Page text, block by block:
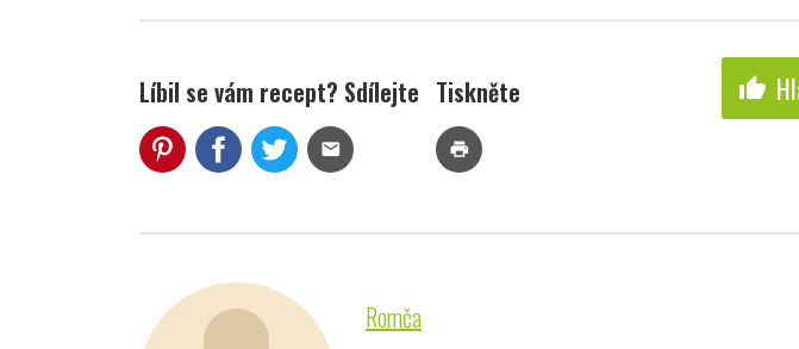
Líbil se vám recept? Sdílejte
mail
Tiskněte
print
thumb_up
Romča